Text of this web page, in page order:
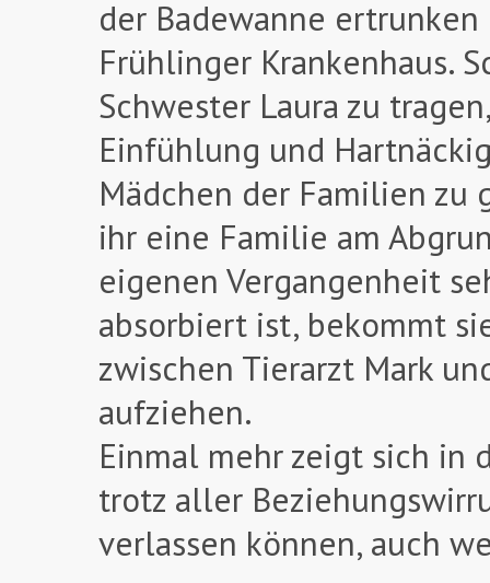
der Badewanne
Frühlinger Krankenhaus.
Schwester Laura zu
Einfühlung und
Mädchen der Familien zu
ihr eine Familie am
eigenen Vergangenheit
absorbiert ist, bekommt
zwischen Tierarzt Mark
aufziehen.
Einmal mehr zeigt sich in
trotz aller
verlassen können, auch